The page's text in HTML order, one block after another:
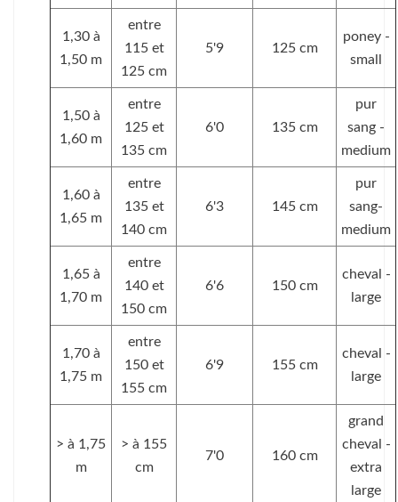
1,30 à
1,50 m
entre
115 et
125 cm
5'9 125 cm
poney -
small
1,50 à
1,60 m
entre
125 et
135 cm
6'0 135 cm
pur
sang -
medium
1,60 à
1,65 m
entre
135 et
140 cm
6'3 145 cm
pur
sang-
medium
1,65 à
1,70 m
entre
140 et
150 cm
6'6 150 cm
cheval -
large
1,70 à
1,75 m
entre
150 et
155 cm
6'9 155 cm
cheval -
large
> à 1,75
m
> à 155
cm
7'0 160 cm
grand
cheval -
extra
large